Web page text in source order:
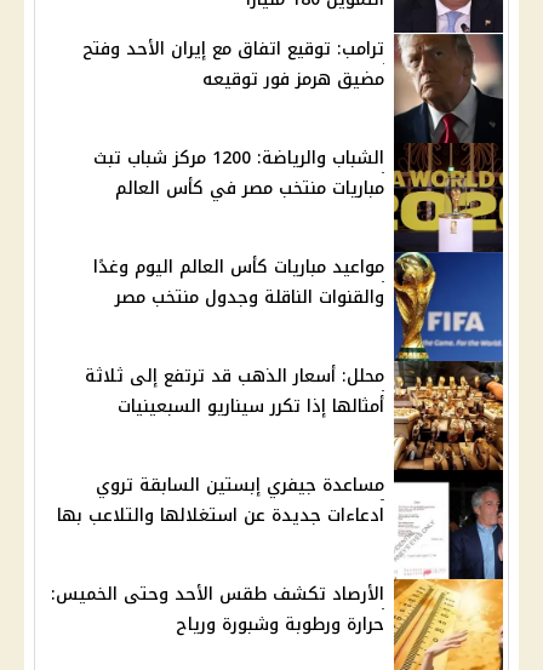
ترامب: توقيع اتفاق مع إيران الأحد وفتح
مضيق هرمز فور توقيعه
الشباب والرياضة: 1200 مركز شباب تبث
مباريات منتخب مصر في كأس العالم
مواعيد مباريات كأس العالم اليوم وغدًا
والقنوات الناقلة وجدول منتخب مصر
محلل: أسعار الذهب قد ترتفع إلى ثلاثة
أمثالها إذا تكرر سيناريو السبعينيات
مساعدة جيفري إبستين السابقة تروي
ادعاءات جديدة عن استغلالها والتلاعب بها
الأرصاد تكشف طقس الأحد وحتى الخميس:
حرارة ورطوبة وشبورة ورياح